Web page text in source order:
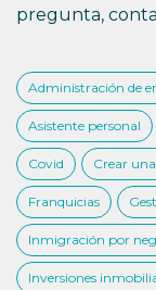
pregunta,
Administración de
Asistente personal
Covid Crear
Franquicias
Inmigración por
Inversiones